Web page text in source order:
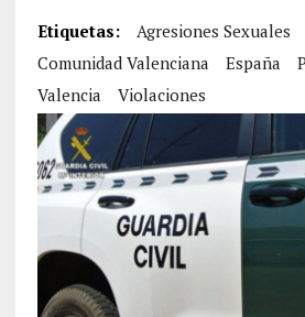
Etiquetas:
Agresiones Sexuales
Comunidad Valenciana
España
Valencia
Violaciones